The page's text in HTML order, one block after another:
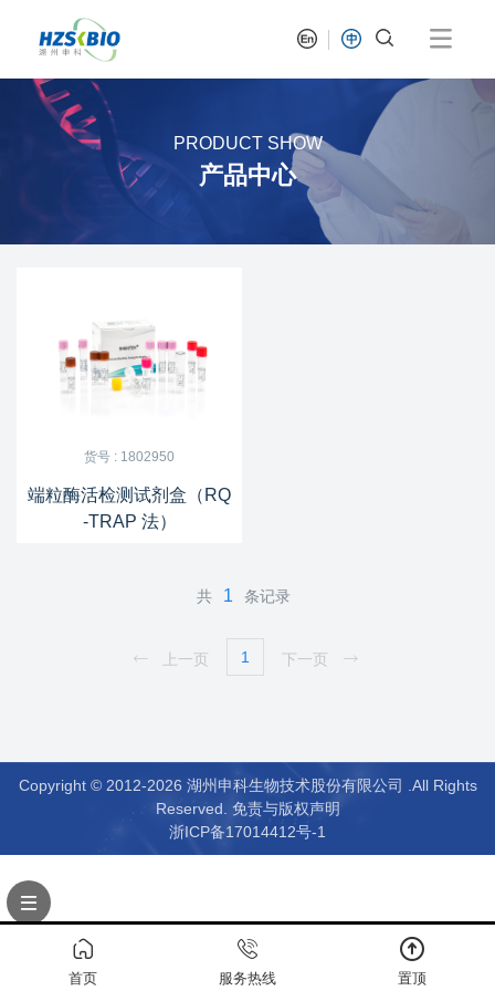
PRODUCT SHOW
产品中心
货号 : 1802950
端粒酶活检测试剂盒（RQ
-TRAP 法）
共 1 条记录
上一页 1 下一页
Copyright © 2012-2026 湖州申科生物技术股份有限公司 .All Rights
Reserved. 免责与版权声明
浙ICP备17014412号-1
首页 服务热线 置顶